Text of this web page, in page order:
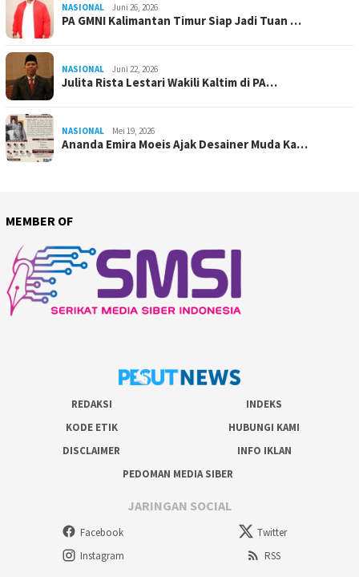
NASIONAL Juni 26, 2026
PA GMNI Kalimantan Timur Siap Jadi Tuan …
NASIONAL Juni 22, 2026
Julita Rista Lestari Wakili Kaltim di PA…
NASIONAL Mei 19, 2026
Ananda Emira Moeis Ajak Desainer Muda Ka…
MEMBER OF
REDAKSI
INDEKS
KODE ETIK
HUBUNGI KAMI
DISCLAIMER
INFO IKLAN
PEDOMAN MEDIA SIBER
JARINGAN SOCIAL
Facebook
Twitter
Instagram
RSS